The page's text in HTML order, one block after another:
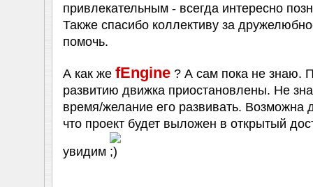
привлекательным - всегда интересно
Также спасибо коллективу за
помочь.
А как же fEngine? А сам пока не знаю.
развитию движка приостановлены. Не
время/желание его развивать. Возможна
что проект будет выложен в открытый
увидим